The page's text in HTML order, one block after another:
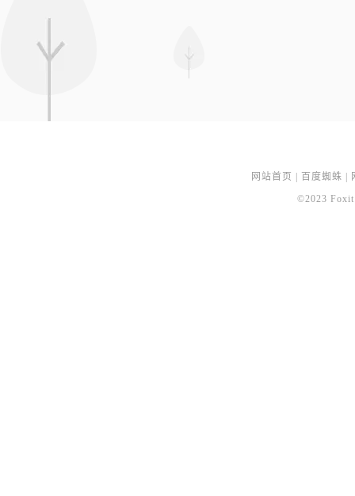
网站首页 百度蜘蛛
©2023 Foxit